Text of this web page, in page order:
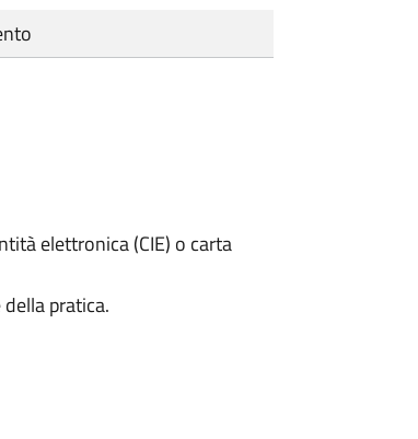
elettronica (CIE) o carta
pratica.